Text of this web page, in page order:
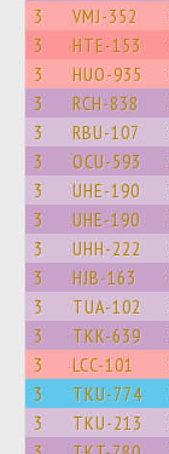
3 VMJ-352
3 HTE-153
3 HUO-935
3 RCH-838
3 RBU-107
3 OCU-593
3 UHE-190
3 UHE-190
3 UHH-222
3 HJB-163
3 TUA-102
3 TKK-639
3 LCC-101
3 TKU-774
3 TKU-213